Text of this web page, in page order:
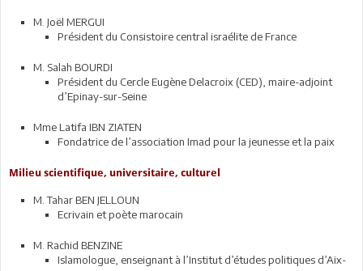
M. Joël MERGUI
Président du Consistoire central israélite de France
M. Salah BOURDI
Président du Cercle Eugène Delacroix (CED), maire-adjoint
d’Epinay-sur-Seine
Mme Latifa IBN ZIATEN
Fondatrice de l’association Imad pour la jeunesse et la paix
Milieu scientifique, universitaire, culturel
M. Tahar BEN JELLOUN
Ecrivain et poète marocain
M. Rachid BENZINE
Islamologue, enseignant à l’Institut d’études politiques d’Aix-